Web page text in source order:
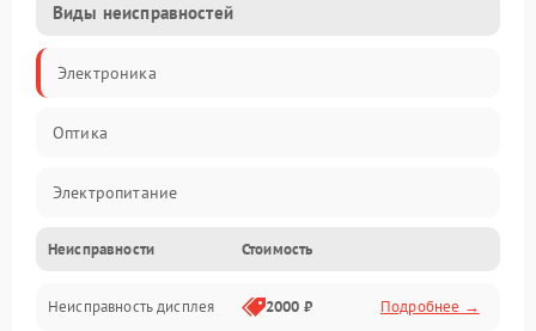
Виды неисправностей
Электроника
Оптика
Электропитание
Видео
ПО
Неисправности Стоимость
Неисправность дисплея 2000 ₽ Подробнее →